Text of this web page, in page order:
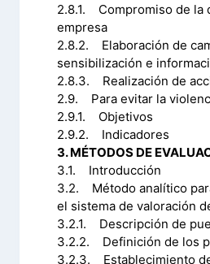
2.8.1. Compromiso de la
empresa
2.8.2. Elaboración de
sensibilización e
2.8.3. Realización de
2.9. Para evitar la
2.9.1. Objetivos
2.9.2. Indicadores
3. MÉTODOS DE
3.1. Introducción
3.2. Método analítico
el sistema de valoración
3.2.1. Descripción de
3.2.2. Definición de los
3.2.3. Establecimiento